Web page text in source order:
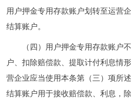
用户押金专用存款账户划转至运营
结算账户。
（四）用户押金专用存款账户不
户、扣除赔偿款、提取计付利息情
营企业应当使用本条第（三）项所
结算账户用于接收赔偿款、利息，